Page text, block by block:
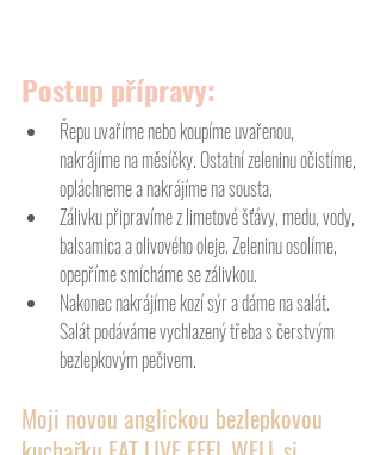
Postup přípravy:
Řepu uvaříme nebo koupíme uvařenou,
nakrájíme na měsíčky. Ostatní zeleninu očistíme,
opláchneme a nakrájíme na sousta.
Zálivku připravíme z limetové šťávy, medu, vody,
balsamica a olivového oleje. Zeleninu osolíme,
opepříme smícháme se zálivkou.
Nakonec nakrájíme kozí sýr a dáme na salát.
Salát podáváme vychlazený třeba s čerstvým
bezlepkovým pečivem.
Moji novou anglickou bezlepkovou